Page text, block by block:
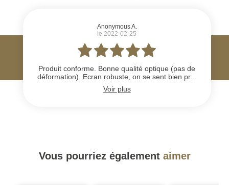
Anonymous A.
le 2022-02-25
Produit conforme. Bonne qualité optique (pas de
déformation). Ecran robuste, on se sent bien pr...
Voir plus
Vous pourriez également aimer